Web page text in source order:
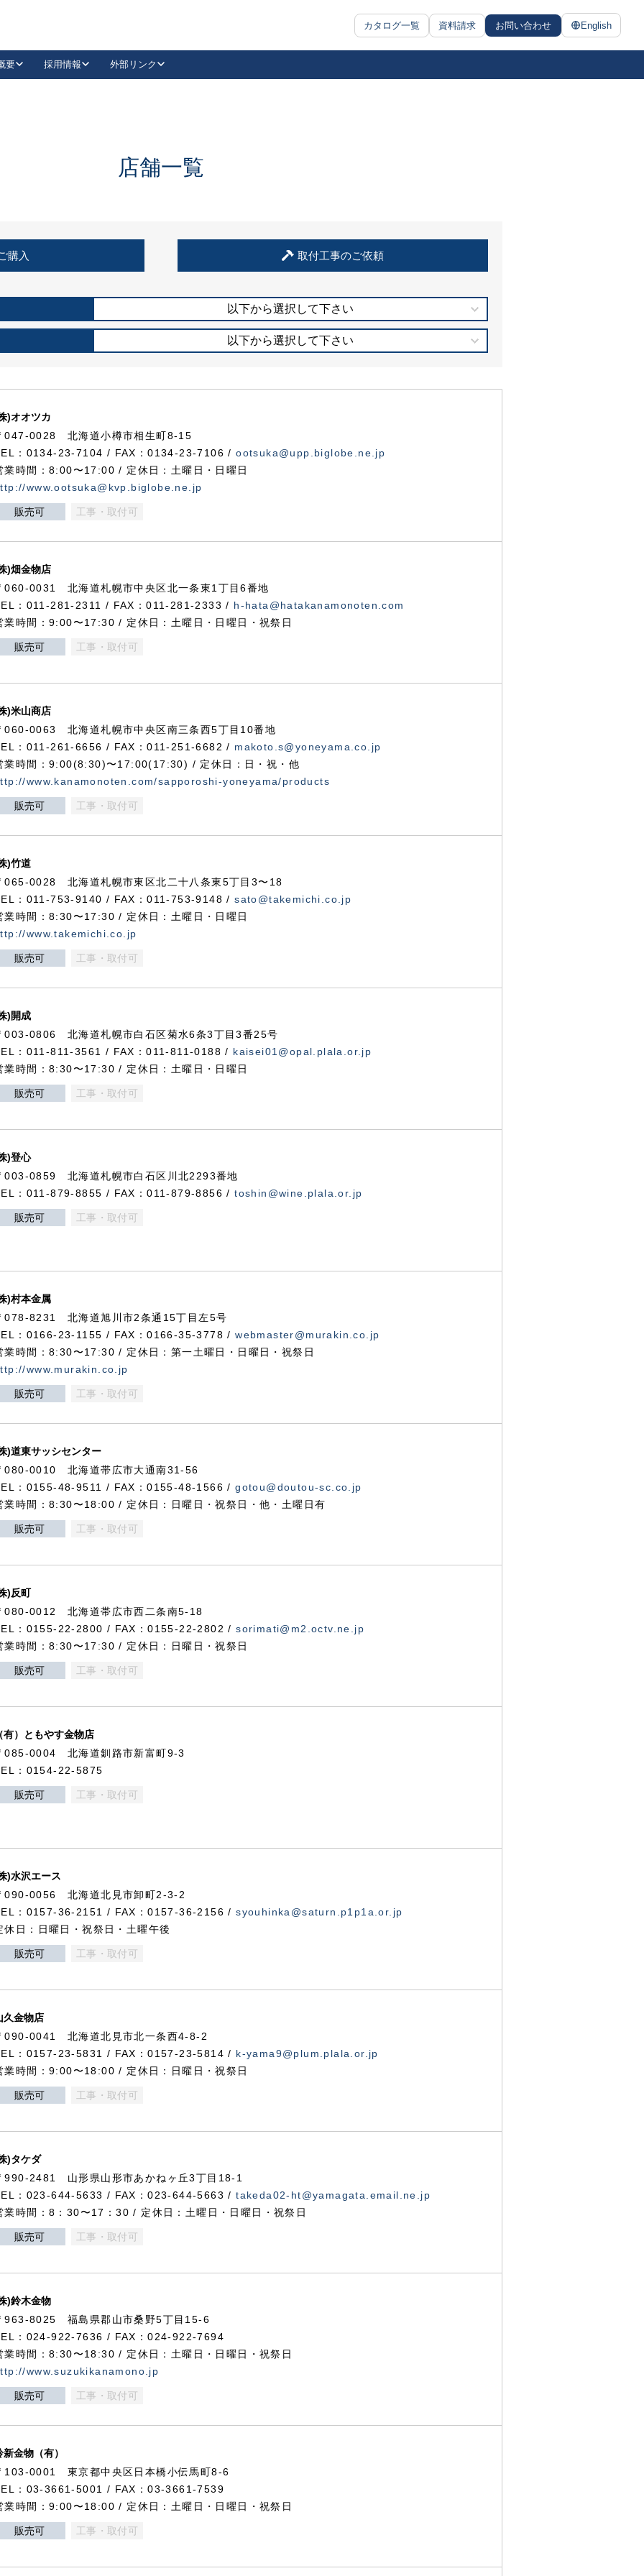
カタログ一覧 資料請求 お問い合わせ English
抗ウイルス・抗菌製品
要 採用情報 外部リンク
LinkedIn
住宅使用部材標準化推進協議会
店舗一覧
購入 取付工事のご依頼
以下から選択して下さい
以下から選択して下さい
)オオツカ
047-0028 北海道小樽市相生町8-15
：0134-23-7104 / FAX：0134-23-7106 /ootsuka@upp.biglobe.ne.jp
業時間：8:00〜17:00 / 定休日：土曜日・日曜日
www.ootsuka@kvp.biglobe.ne.jp
販売可 工事・取付可
)畑金物店
060-0031 北海道札幌市中央区北一条東1丁目6番地
：011-281-2311 / FAX：011-281-2333 / h-hata@hatakanamonoten.com
業時間：9:00〜17:30 / 定休日：土曜日・日曜日・祝祭日
販売可 工事・取付可
)米山商店
060-0063 北海道札幌市中央区南三条西5丁目10番地
：011-261-6656 / FAX：011-251-6682 / makoto.s@yoneyama.co.jp
業時間：9:00(8:30)〜17:00(17:30) / 定休日：日・祝・他
www.kanamonoten.com/sapporoshi-yoneyama/products
販売可 工事・取付可
)竹道
065-0028 北海道札幌市東区北二十八条東5丁目3〜18
：011-753-9140 / FAX：011-753-9148 /sato@takemichi.co.jp
業時間：8:30〜17:30 / 定休日：土曜日・日曜日
www.takemichi.co.jp
販売可 工事・取付可
)開成
003-0806 北海道札幌市白石区菊水6条3丁目3番25号
：011-811-3561 / FAX：011-811-0188 / kaisei01@opal.plala.or.jp
業時間：8:30〜17:30 / 定休日：土曜日・日曜日
販売可 工事・取付可
)登心
003-0859 北海道札幌市白石区川北2293番地
：011-879-8855 / FAX：011-879-8856 /toshin@wine.plala.or.jp
販売可 工事・取付可
)村本金属
078-8231 北海道旭川市2条通15丁目左5号
：0166-23-1155 / FAX：0166-35-3778 /webmaster@murakin.co.jp
業時間：8:30〜17:30 / 定休日：第一土曜日・日曜日・祝祭日
www.murakin.co.jp
販売可 工事・取付可
)道東サッシセンター
080-0010 北海道帯広市大通南31-56
：0155-48-9511 / FAX：0155-48-1566 /gotou@doutou-sc.co.jp
業時間：8:30〜18:00 / 定休日：日曜日・祝祭日・他・土曜日有
販売可 工事・取付可
)反町
080-0012 北海道帯広市西二条南5-18
：0155-22-2800 / FAX：0155-22-2802 /sorimati@m2.octv.ne.jp
業時間：8:30〜17:30 / 定休日：日曜日・祝祭日
販売可 工事・取付可
有）ともやす金物店
085-0004 北海道釧路市新富町9-3
：0154-22-5875
販売可 工事・取付可
)水沢エース
090-0056 北海道北見市卸町2-3-2
：0157-36-2151 / FAX：0157-36-2156 /syouhinka@saturn.p1p1a.or.jp
休日：日曜日・祝祭日・土曜午後
販売可 工事・取付可
久金物店
090-0041 北海道北見市北一条西4-8-2
：0157-23-5831 / FAX：0157-23-5814 / k-yama9@plum.plala.or.jp
業時間：9:00〜18:00 / 定休日：日曜日・祝祭日
販売可 工事・取付可
)タケダ
990-2481 山形県山形市あかねヶ丘3丁目18-1
：023-644-5633 / FAX：023-644-5663 /takeda02-ht@yamagata.email.ne.jp
業時間：8：30〜17：30 / 定休日：土曜日・日曜日・祝祭日
販売可 工事・取付可
)鈴木金物
963-8025 福島県郡山市桑野5丁目15-6
：024-922-7636 / FAX：024-922-7694
業時間：8:30〜18:30 / 定休日：土曜日・日曜日・祝祭日
www.suzukikanamono.jp
販売可 工事・取付可
新金物（有）
103-0001 東京都中央区日本橋小伝馬町8-6
：03-3661-5001 / FAX：03-3661-7539
業時間：9:00〜18:00 / 定休日：土曜日・日曜日・祝祭日
販売可 工事・取付可